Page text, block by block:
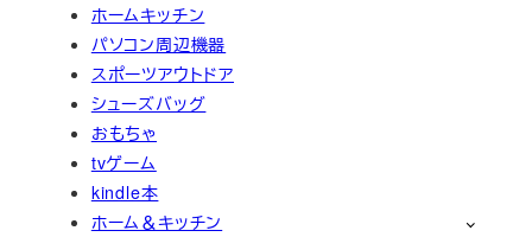
ホームキッチン
パソコン周辺機器
スポーツアウトドア
シューズバッグ
おもちゃ
tvゲーム
kindle本
ホーム＆キッチン